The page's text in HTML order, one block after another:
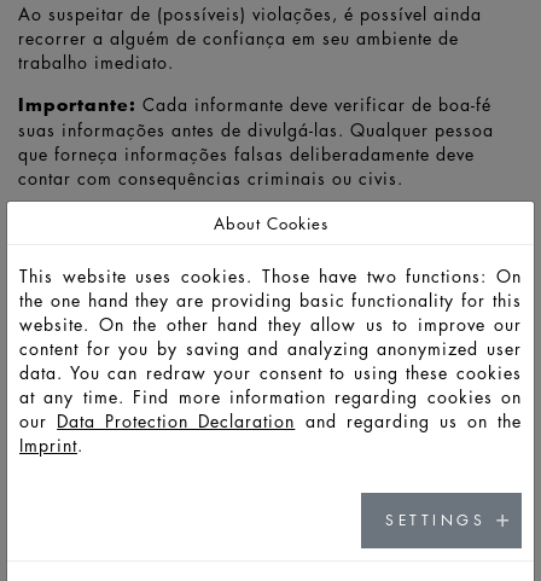
Ao suspeitar de (possíveis) violações, é possível ainda
recorrer a alguém de confiança em seu ambiente de
trabalho imediato.
Importante: Cada informante deve verificar de boa-fé
suas informações antes de divulgá-las. Qualquer pessoa
que forneça informações falsas deliberadamente deve
contar com consequências criminais ou civis.
HEINZ- GLAS GmbH & Co. KGaA
Compliance
Glashüttenplatz 1-7
96355 Kleintettau
compliance@heinz-glas.com
Formulário de contato:
https://heinz-glas.reporting-channel.com
destes canais, apresentar uma denúncia dentro de um
prazo razoável, no âmbito de uma reunião pessoal
About Cookies
This website uses cookies. Those have two functions: On
the one hand they are providing basic functionality for this
website. On the other hand they allow us to improve our
content for you by saving and analyzing anonymized user
data. You can redraw your consent to using these cookies
at any time. Find more information regarding cookies on
our Data Protection Declaration and regarding us on the
Imprint.
SETTINGS